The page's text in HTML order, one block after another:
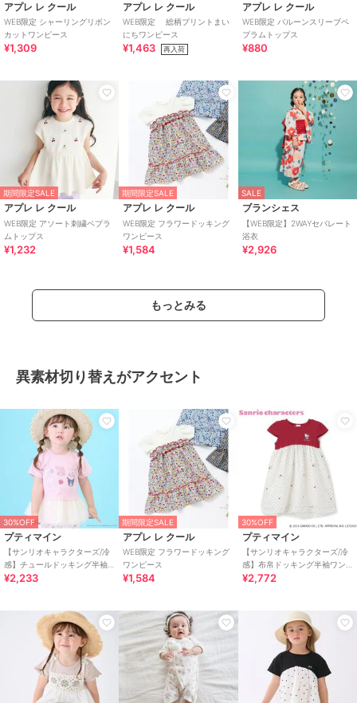
アプレ レ クール
WEB限定 シャーリングリボン
カットワンピース
¥1,309
アプレ レ クール
WEB限定 総柄プリントまい
にちワンピース
¥1,463 再入荷
アプレ レ クール
WEB限定 バルーンスリーブペ
プラムトップス
¥880
期間限定SALE
アプレ レ クール
WEB限定 アソート刺繍ペプラ
ムトップス
¥1,232
期間限定SALE
アプレ レ クール
WEB限定 フラワードッキング
ワンピース
¥1,584
SALE
ブランシェス
【WEB限定】2WAYセパレート
浴衣
¥2,926
もっとみる
異素材切り替えがアクセント
30%OFF
プティマイン
【サンリオキャラクターズ/冷
感】チュールドッキング半袖T
シャツ
¥2,233
期間限定SALE
アプレ レ クール
WEB限定 フラワードッキング
ワンピース
¥1,584
30%OFF
プティマイン
【サンリオキャラクターズ/冷
感】布帛ドッキング半袖ワン
ピース
¥2,772